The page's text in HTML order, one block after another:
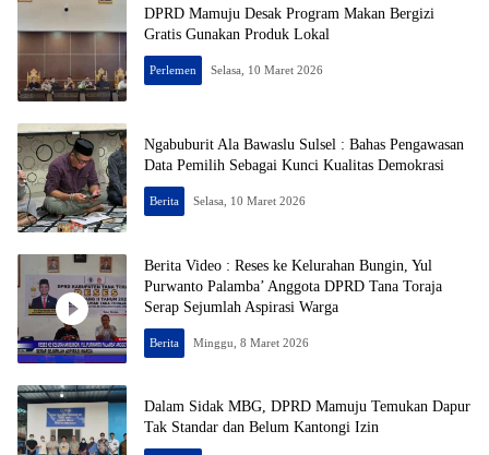
DPRD Mamuju Desak Program Makan Bergizi
Gratis Gunakan Produk Lokal
Perlemen Selasa, 10 Maret 2026
Ngabuburit Ala Bawaslu Sulsel : Bahas Pengawasan
Data Pemilih Sebagai Kunci Kualitas Demokrasi
Berita Selasa, 10 Maret 2026
Berita Video : Reses ke Kelurahan Bungin, Yul
Purwanto Palamba’ Anggota DPRD Tana Toraja
Serap Sejumlah Aspirasi Warga
Berita Minggu, 8 Maret 2026
Dalam Sidak MBG, DPRD Mamuju Temukan Dapur
Tak Standar dan Belum Kantongi Izin